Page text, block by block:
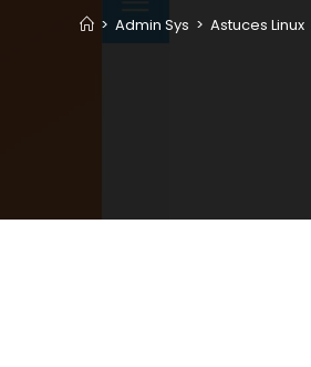
> Admin Sys > Astuces Linux